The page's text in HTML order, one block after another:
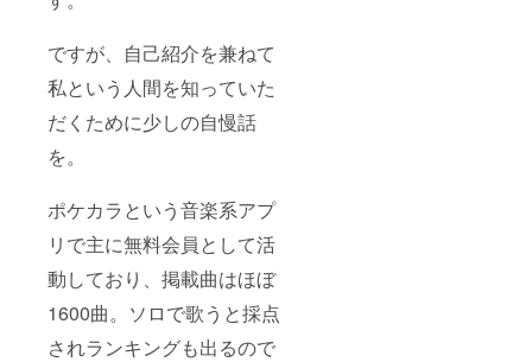
ですが、自己紹介を兼ねて
私という人間を知っていた
だくために少しの自慢話
を。
ポケカラという音楽系アプ
リで主に無料会員として活
動しており、掲載曲はほぼ
1600曲。ソロで歌うと採点
されランキングも出るので